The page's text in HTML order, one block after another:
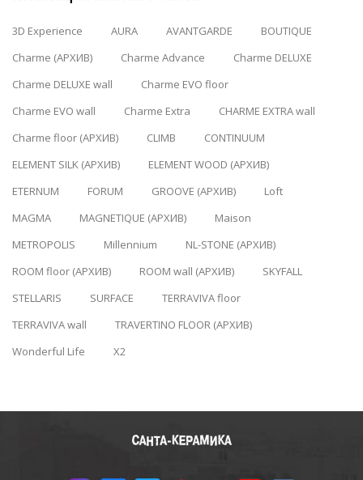
3D Experience AURA AVANTGARDE
BOUTIQUE
Charme (АРХИВ)
Charme Advance
Charme DELUXE
Charme DELUXE wall
Charme EVO floor
Charme EVO wall
Charme Extra
CHARME EXTRA wall
Charme floor (АРХИВ)
CLIMB
CONTINUUM
ELEMENT SILK (АРХИВ)
ELEMENT WOOD (АРХИВ)
ETERNUM
FORUM GROOVE (АРХИВ)
Loft
MAGMA
MAGNETIQUE (АРХИВ)
Maison
METROPOLIS
Millennium
NL-STONE (АРХИВ)
ROOM floor (АРХИВ)
ROOM wall (АРХИВ)
SKYFALL
STELLARIS
SURFACE
TERRAVIVA floor
TERRAVIVA wall
TRAVERTINO FLOOR (АРХИВ)
Wonderful Life
X2